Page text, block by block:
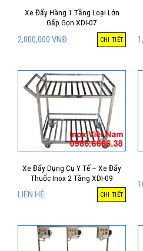
Xe Đẩy Hàng 1 Tầng Loại Lớn
Gấp Gọn XDI-07
2,000,000 VNĐ CHI TIẾT
Xe Đẩy Dụng Cụ Y Tế – Xe Đẩy
Thuốc Inox 2 Tầng XDI-09
LIÊN HỆ CHI TIẾT